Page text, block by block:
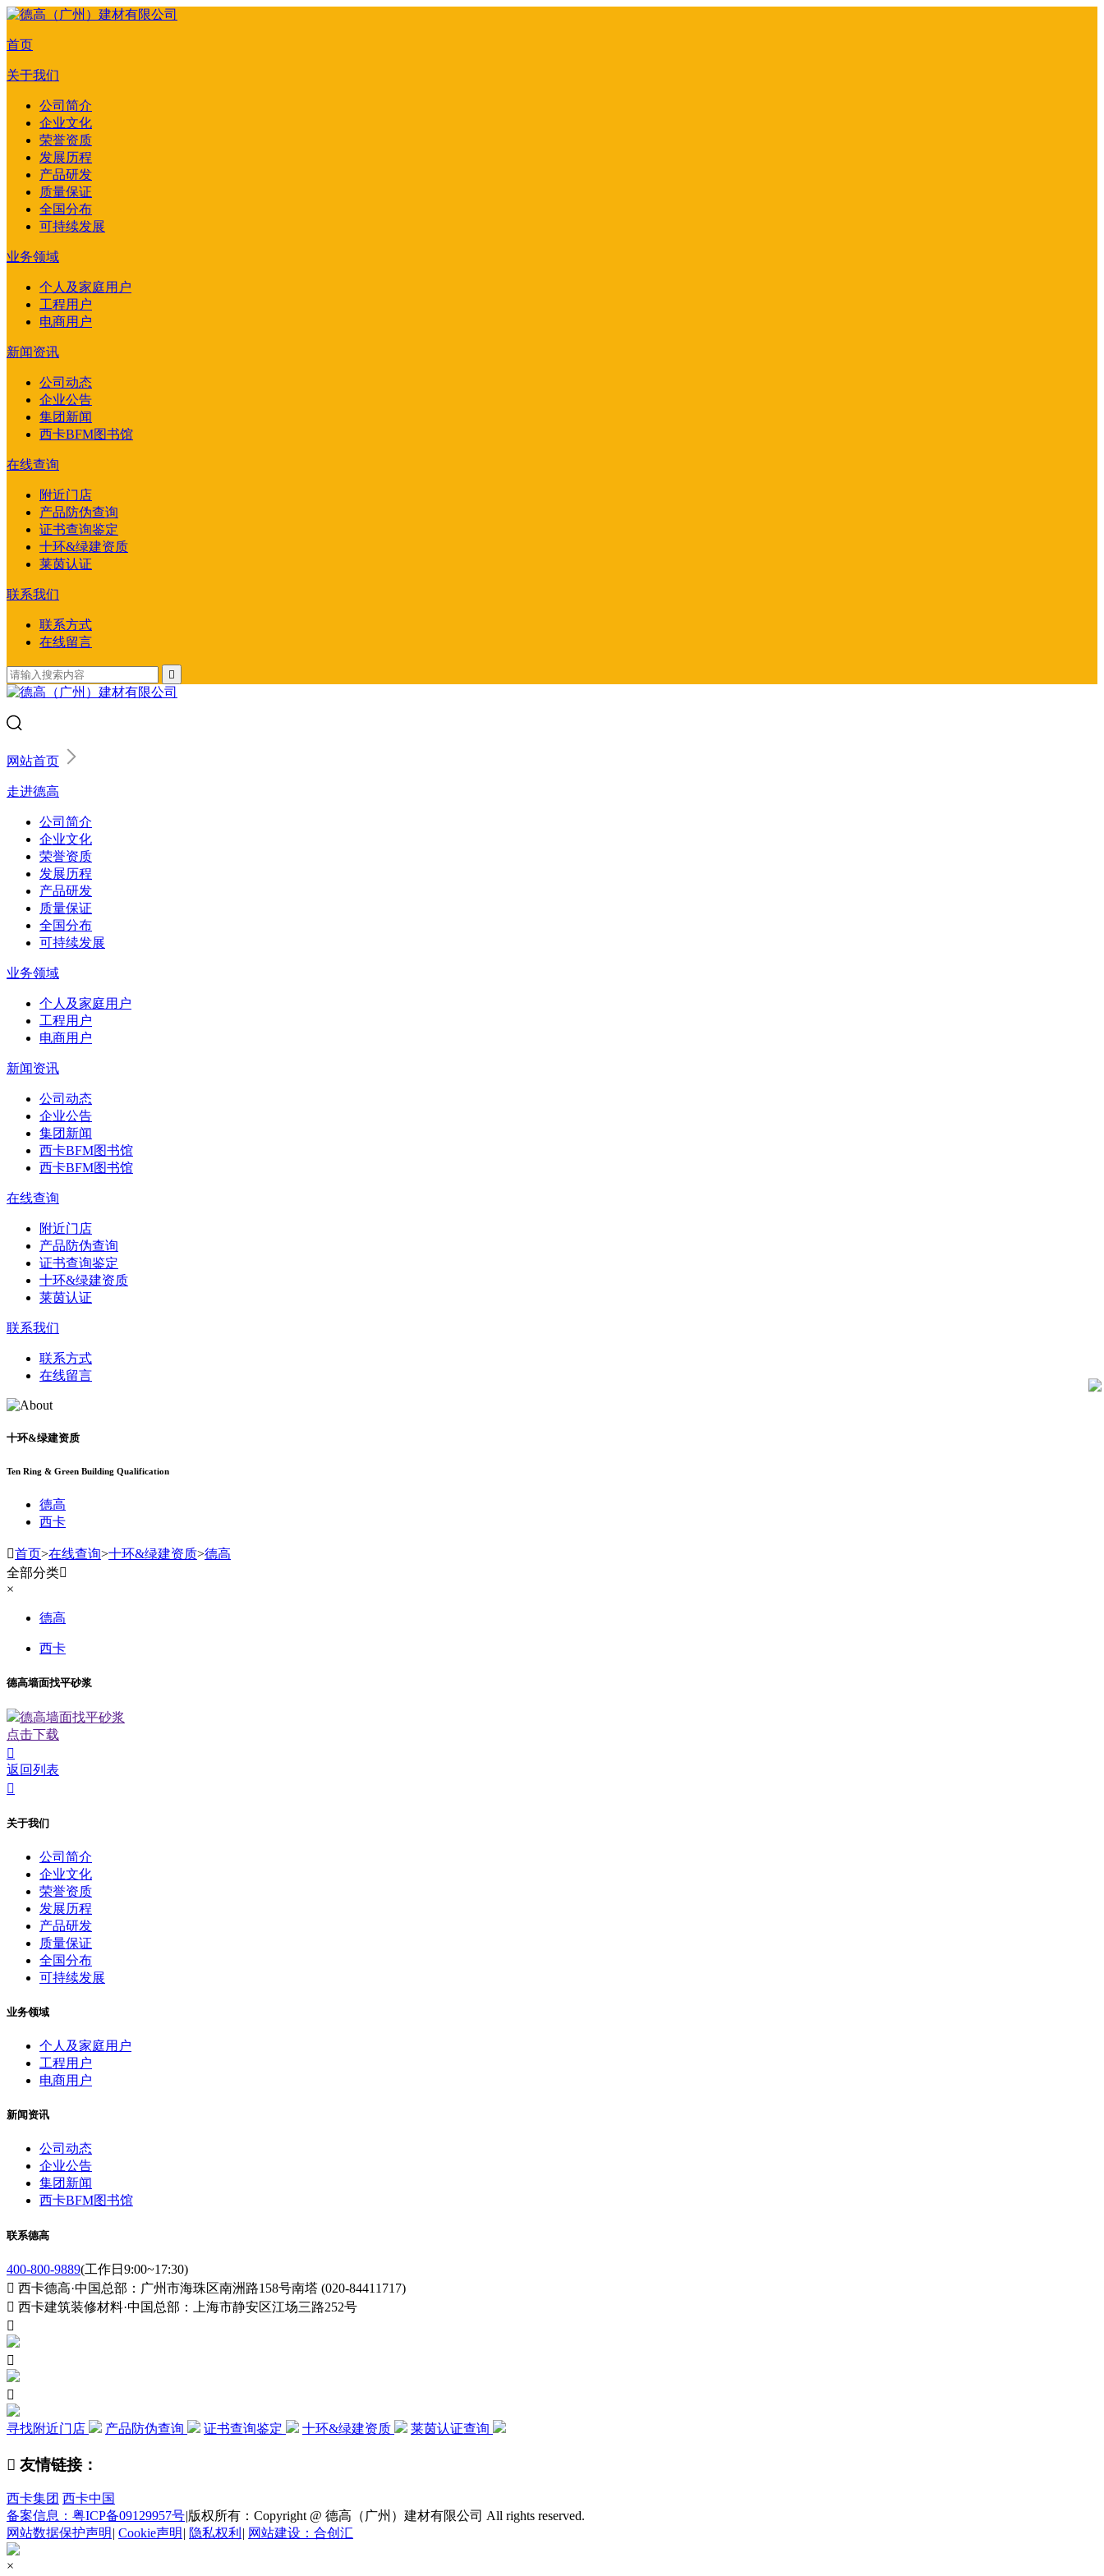
首页
关于我们
公司简介
企业文化
荣誉资质
发展历程
产品研发
质量保证
全国分布
可持续发展
业务领域
个人及家庭用户
工程用户
电商用户
新闻资讯
公司动态
企业公告
集团新闻
西卡BFM图书馆
在线查询
附近门店
产品防伪查询
证书查询鉴定
十环&绿建资质
莱茵认证
联系我们
联系方式
在线留言

网站首页
走进德高
公司简介
企业文化
荣誉资质
发展历程
产品研发
质量保证
全国分布
可持续发展
业务领域
个人及家庭用户
工程用户
电商用户
新闻资讯
公司动态
企业公告
集团新闻
西卡BFM图书馆
西卡BFM图书馆
在线查询
附近门店
产品防伪查询
证书查询鉴定
十环&绿建资质
莱茵认证
联系我们
联系方式
在线留言
十环&绿建资质
Ten Ring & Green Building Qualification
德高
西卡
首页>在线查询>十环&绿建资质>德高
全部分类
×
德高
西卡
德高墙面找平砂浆
德高墙面找平砂浆
点击下载

返回列表

关于我们
公司简介
企业文化
荣誉资质
发展历程
产品研发
质量保证
全国分布
可持续发展
业务领域
个人及家庭用户
工程用户
电商用户
新闻资讯
公司动态
企业公告
集团新闻
西卡BFM图书馆
联系德高
400-800-9889(工作日9:00~17:30)
 西卡德高·中国总部：广州市海珠区南洲路158号南塔 (020-84411717)
 西卡建筑装修材料·中国总部：上海市静安区江场三路252号



寻找附近门店 产品防伪查询 证书查询鉴定 十环&绿建资质 莱茵认证查询
 友情链接：
西卡集团 西卡中国
备案信息：粤ICP备09129957号|版权所有：Copyright @ 德高（广州）建材有限公司 All rights reserved.
网站数据保护声明 | Cookie声明 | 隐私权利 | 网站建设：合创汇
×